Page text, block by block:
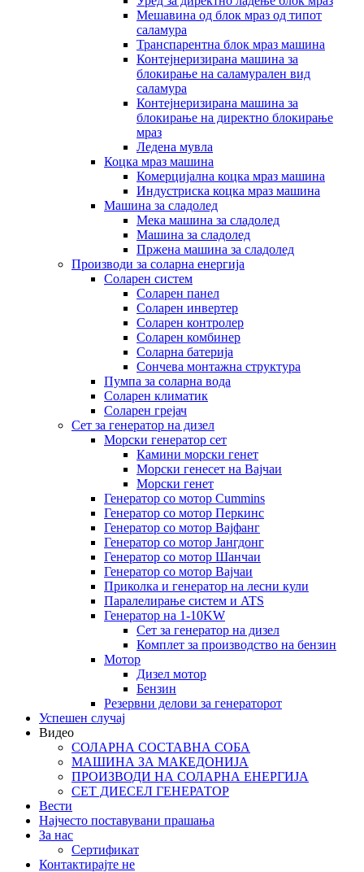
Мешавина од блок мраз од типот
саламура
Транспарентна блок мраз машина
Контејнеризирана машина за
блокирање на саламурален вид
саламура
Контејнеризирана машина за
блокирање на директно блокирање
мраз
Ледена мувла
Коцка мраз машина
Комерцијална коцка мраз машина
Индустриска коцка мраз машина
Машина за сладолед
Мека машина за сладолед
Машина за сладолед
Пржена машина за сладолед
Производи за соларна енергија
Соларен систем
Соларен панел
Соларен инвертер
Соларен контролер
Соларен комбинер
Соларна батерија
Сончева монтажна структура
Пумпа за соларна вода
Соларен климатик
Соларен грејач
Сет за генератор на дизел
Морски генератор сет
Камини морски генет
Морски генесет на Вајчаи
Морски генет
Генератор со мотор Cummins
Генератор со мотор Перкинс
Генератор со мотор Вајфанг
Генератор со мотор Јангдонг
Генератор со мотор Шанчаи
Генератор со мотор Вајчаи
Приколка и генератор на лесни кули
Паралелирање систем и ATS
Генератор на 1-10KW
Сет за генератор на дизел
Комплет за производство на бензин
Мотор
Дизел мотор
Бензин
Резервни делови за генераторот
Успешен случај
Видео
СОЛАРНА СОСТАВНА СОБА
МАШИНА ЗА МАКЕДОНИЈА
ПРОИЗВОДИ НА СОЛАРНА ЕНЕРГИЈА
СЕТ ДИЕСЕЛ ГЕНЕРАТОР
Вести
Најчесто поставувани прашања
За нас
Сертификат
Контактирајте не